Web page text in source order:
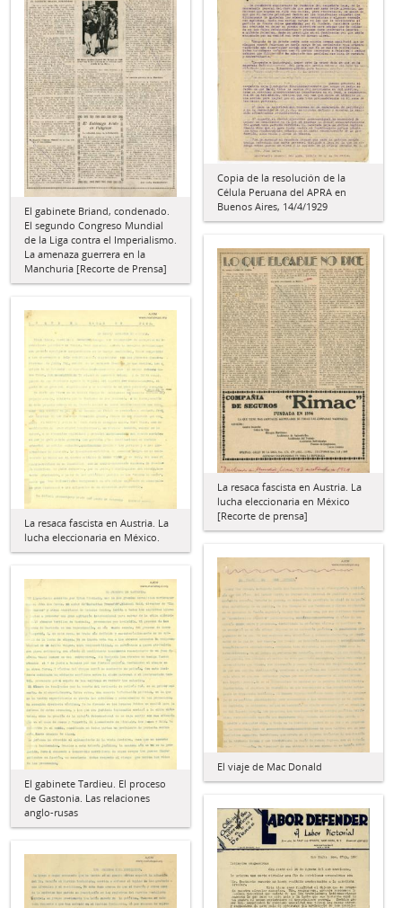
Copia de la resolución de la
Célula Peruana del APRA en
Buenos Aires, 14/4/1929
El gabinete Briand, condenado.
El segundo Congreso Mundial
de la Liga contra el Imperialismo.
La amenaza guerrera en la
Manchuria [Recorte de Prensa]
La resaca fascista en Austria. La
lucha eleccionaria en México
[Recorte de prensa]
La resaca fascista en Austria. La
lucha eleccionaria en México.
El viaje de Mac Donald
El gabinete Tardieu. El proceso
de Gastonia. Las relaciones
anglo-rusas